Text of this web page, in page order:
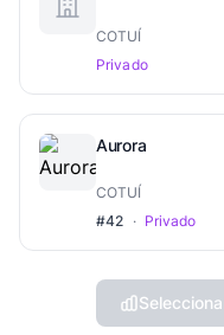
COTUÍ
Privado
Aurora
COTUÍ
#42 · Privado